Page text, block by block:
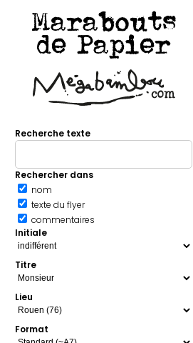
Marabouts
de Papier
Recherche texte
Rechercher dans
nom
texte du flyer
commentaires
Initiale
Titre
Lieu
Format